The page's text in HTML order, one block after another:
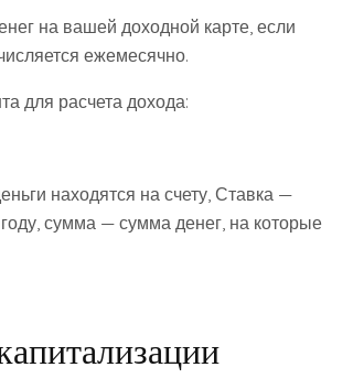
на вашей доходной карте, если
ежемесячно.
для расчета дохода:
находятся на счету, Ставка —
сумма — сумма денег, на которые